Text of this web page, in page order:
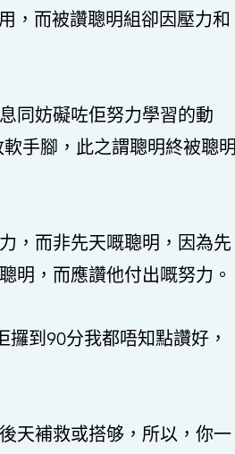
，而被讚聰明組卻因壓力和
同妨礙咗佢努力學習的動
手腳，此之謂聰明終被聰明
，而非先天嘅聰明，因為先
明，而應讚他付出嘅努力。
到90分我都唔知點讚好，
天補救或搭够，所以，你一